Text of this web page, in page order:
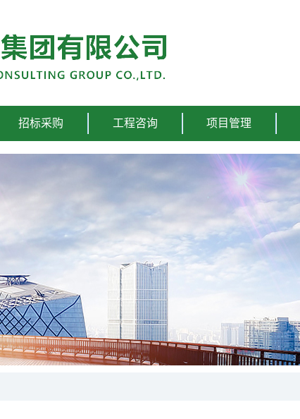
招标采购 工程咨询 项目管理